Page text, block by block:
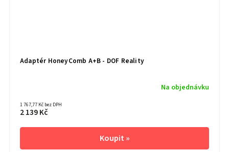
Adaptér HoneyComb A+B - DOF Reality
Na objednávku
1 767,77 Kč bez DPH
2 139 Kč